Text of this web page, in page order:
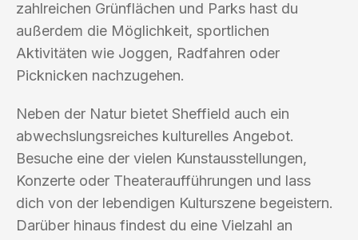
zahlreichen Grünflächen und Parks hast du
außerdem die Möglichkeit, sportlichen
Aktivitäten wie Joggen, Radfahren oder
Picknicken nachzugehen.
Neben der Natur bietet Sheffield auch ein
abwechslungsreiches kulturelles Angebot.
Besuche eine der vielen Kunstausstellungen,
Konzerte oder Theateraufführungen und lass
dich von der lebendigen Kulturszene begeistern.
Darüber hinaus findest du eine Vielzahl an